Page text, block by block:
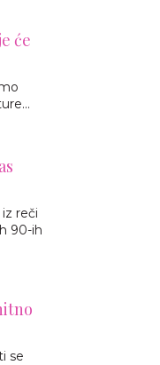
će
reči
90-ih
se